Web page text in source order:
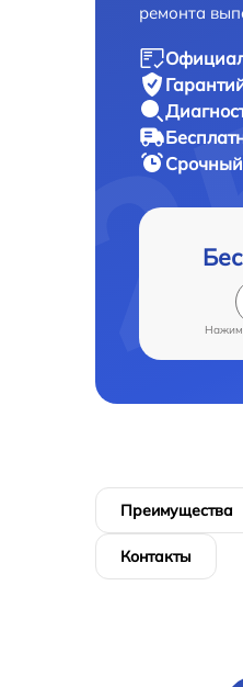
ремонта
Преимущества
Контакты